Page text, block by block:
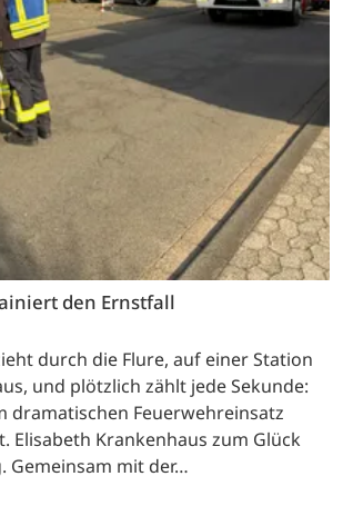
den Ernstfall
durch die Flure, auf einer Station
und plötzlich zählt jede Sekunde:
dramatischen Feuerwehreinsatz
Elisabeth Krankenhaus zum Glück
Gemeinsam mit der…